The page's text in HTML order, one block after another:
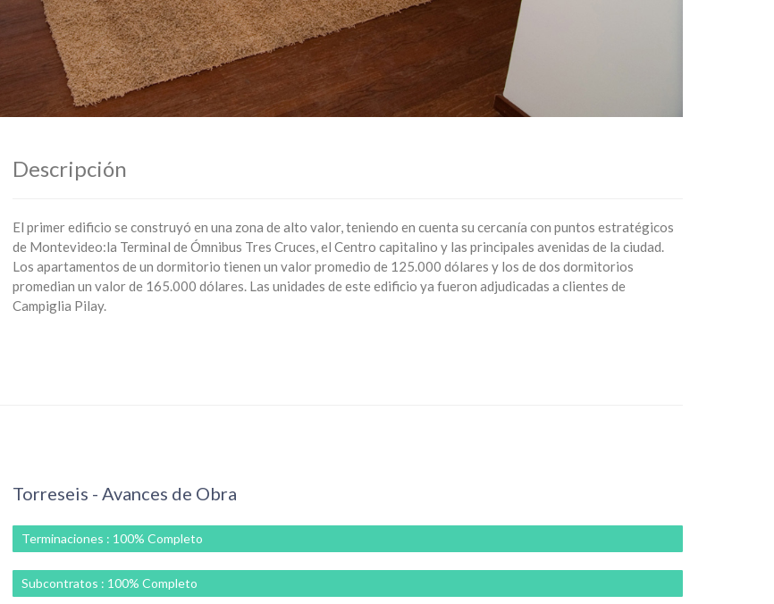
Descripción
El primer edificio se construyó en una zona de alto valor, teniendo en cuenta su cercanía con puntos estratégicos
de Montevideo:la Terminal de Ómnibus Tres Cruces, el Centro capitalino y las principales avenidas de la ciudad.
Los apartamentos de un dormitorio tienen un valor promedio de 125.000 dólares y los de dos dormitorios
promedian un valor de 165.000 dólares. Las unidades de este edificio ya fueron adjudicadas a clientes de
Campiglia Pilay.
Torreseis - Avances de Obra
Terminaciones : 100% Completo
Subcontratos : 100% Completo